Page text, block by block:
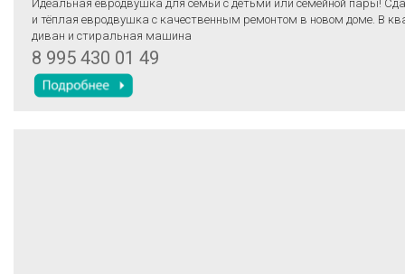
Идеальная евродвушка для семьи с детьми или семейной пары! Сдаётся светлая
и тёплая евродвушка с качественным ремонтом в новом доме. В
диван и стиральная машина
8 995 430 01 49